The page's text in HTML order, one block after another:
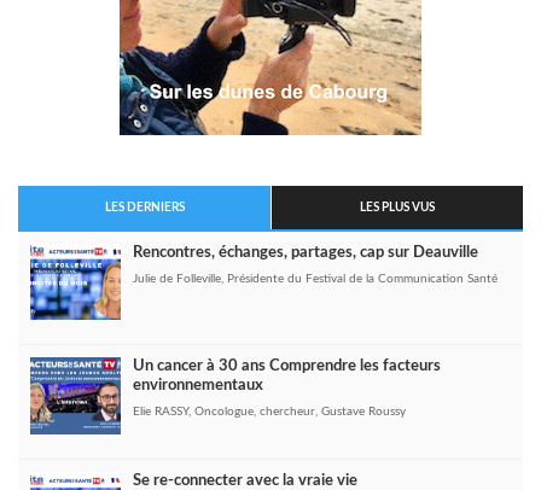
LES DERNIERS LES PLUS VUS
Rencontres, échanges, partages, cap sur Deauville
Julie de Folleville, Présidente du Festival de la Communication Santé
Un cancer à 30 ans Comprendre les facteurs
environnementaux
Elie RASSY, Oncologue, chercheur, Gustave Roussy
Se re-connecter avec la vraie vie